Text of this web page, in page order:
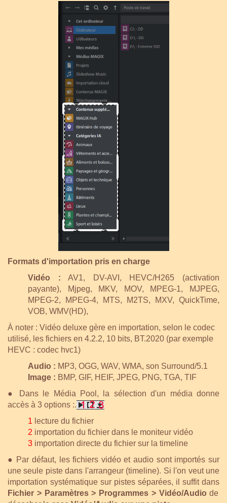
Formats d'importation pris en charge
Vidéo : AV1, DV-AVI, HEVC/H265 (activation
payante), Mjpeg, MKV, MOV, MPEG-1, MJPEG,
MPEG-2, MPEG-4, MTS, M2TS, MXV, QuickTime,
VOB, WMV(HD),
À noter : Vidéo deluxe gère en importation, selon le codec
utilisé, les fichiers en 4.2.2, 10 bits, BT.2020 (par exemple
HEVC : codec hvc1)
Audio : MP3, OGG, WAV, WMA, son Surround/5.1
Image : BMP, GIF, HEIF, JPEG, PNG, TGA, TIF
●
Dans le Média Pool, la sélection d'un média donne
accès à 3 options :.
1 lecture du fichier
2 importation du fichier dans le moniteur vidéo
3 importation directe du fichier sur la timeline
● Par défaut, les fichiers vidéo et audio sont importés sur
une seule piste dans l'arrangeur (timeline). Si l'on veut une
importation systématique sur pistes séparées, il suffit dans
Fichier > Paramètres > Programmes > Vidéo/Audio de